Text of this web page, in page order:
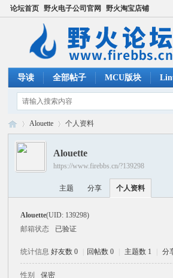
论坛首页 野火电子公司官网 野火淘宝店铺
导读 全部帖子 MCU版块
›
Alouette 个人资料
Alouette
https://www.firebbs.cn/?139298
主题 分享 个人资料
Alouette(UID: 139298)
邮箱状态
已验证
统计信息 好友数 0 回帖数 0 主题数 1 分
性别 保密